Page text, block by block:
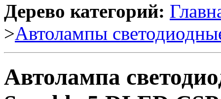
Дерево категорий:
>Автолампы
Автолампа